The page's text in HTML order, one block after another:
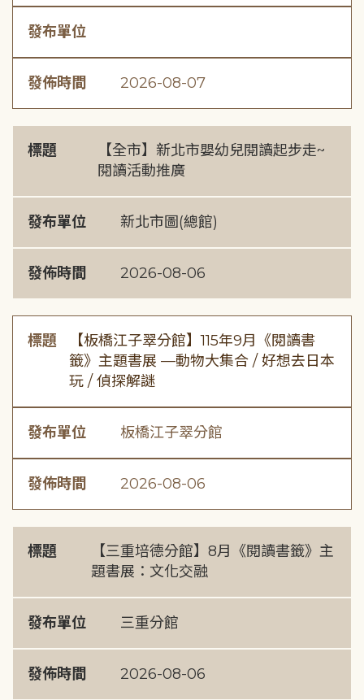
發布單位
發佈時間 2026-08-07
標題
【全市】新北市嬰幼兒閱讀起步走~
閱讀活動推廣
發布單位 新北市圖(總館)
發佈時間 2026-08-06
標題
【板橋江子翠分館】115年9月《閱讀書
籤》主題書展 —動物大集合 / 好想去日本
玩 / 偵探解謎
發布單位 板橋江子翠分館
發佈時間 2026-08-06
標題
【三重培德分館】8月《閱讀書籤》主
題書展：文化交融
發布單位 三重分館
發佈時間 2026-08-06